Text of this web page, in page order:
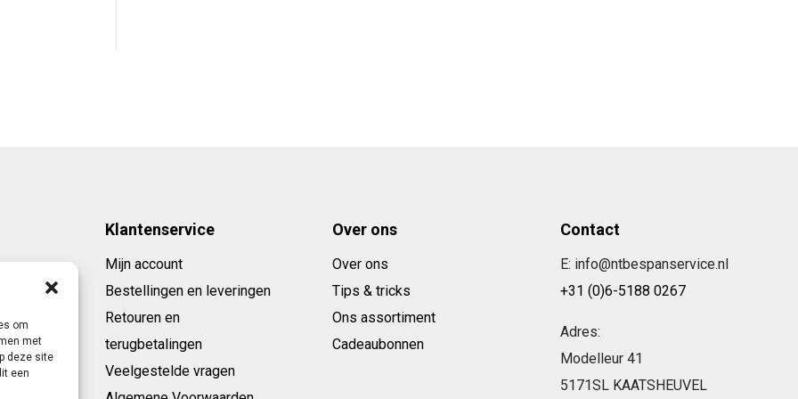
om
met
deze site
een
Klantenservice
Mijn account
Bestellingen en leveringen
Retouren en
terugbetalingen
Veelgestelde vragen
Over ons
Over ons
Tips & tricks
Ons assortiment
Cadeaubonnen
Contact
E: info@ntbespanservice.nl
+31 (0)6-5188 0267
Adres:
Modelleur 41
5171SL KAATSHEUVEL